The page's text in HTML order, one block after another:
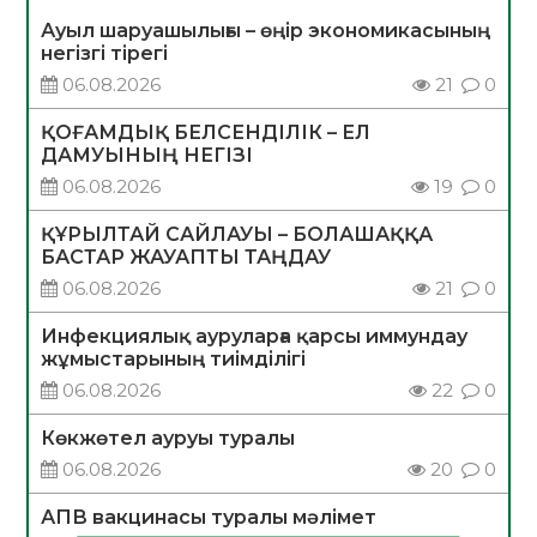
Ауыл шаруашылығы – өңір экономикасының
негізгі тірегі
06.08.2026
21 0
ҚОҒАМДЫҚ БЕЛСЕНДІЛІК – ЕЛ
ДАМУЫНЫҢ НЕГІЗІ
06.08.2026
19 0
ҚҰРЫЛТАЙ САЙЛАУЫ – БОЛАШАҚҚА
БАСТАР ЖАУАПТЫ ТАҢДАУ
06.08.2026
21 0
Инфекциялық ауруларға қарсы иммундау
жұмыстарының тиімділігі
06.08.2026
22 0
Көкжөтел ауруы туралы
06.08.2026
20 0
АПВ вакцинасы туралы мәлімет